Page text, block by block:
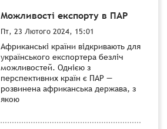
Можливості експорту в ПАР
Пт, 23 Лютого 2024, 15:01
Африканські країни відкривають для
українського експортера безліч
можливостей. Однією з
перспективних країн є ПАР —
розвинена африканська держава, з
якою